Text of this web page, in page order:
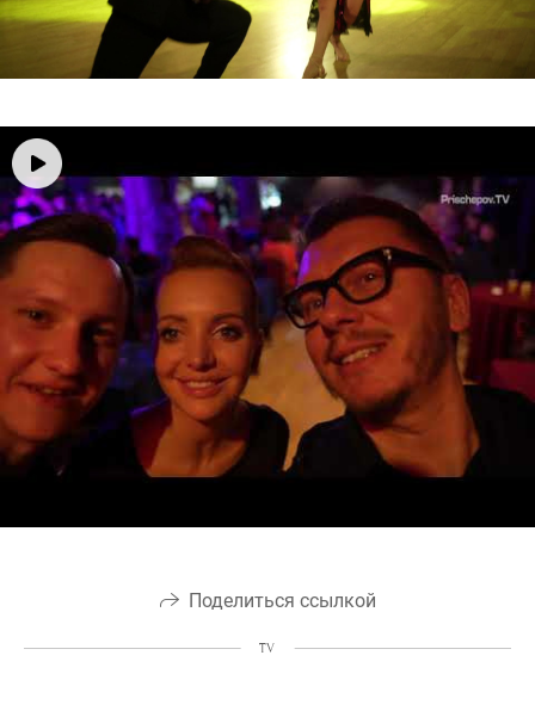
Поделиться ссылкой
TV